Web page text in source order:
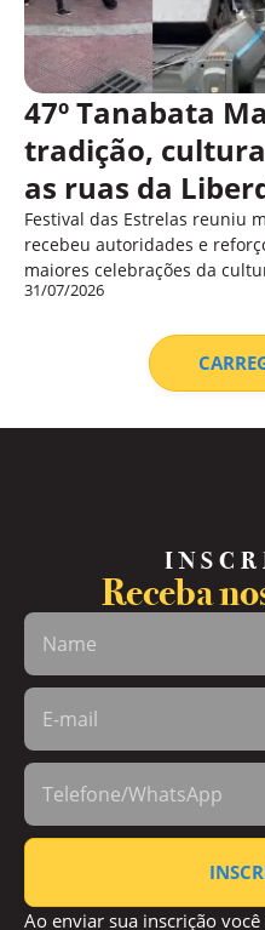
47º Tanabata
tradição,
as ruas da
Festival das Estrelas reuniu
recebeu autoridades e
maiores celebrações da
31/07/2026
Receba
Ao enviar sua inscrição